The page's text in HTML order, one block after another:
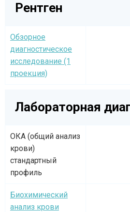
Рентген
Обзорное
диагностическое
исследование (1
проекция)
Лабораторная
ОКА (общий анализ
крови)
стандартный
профиль
Биохимический
анализ крови